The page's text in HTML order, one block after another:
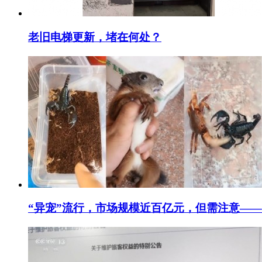
老旧电梯更新，堵在何处？
“异宠”流行，市场规模近百亿元，但需注意